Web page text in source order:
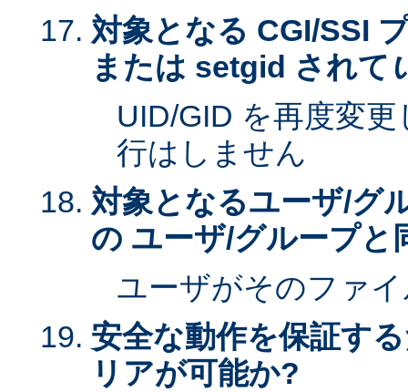
対象となる CGI/SSI
または setgid されて
UID/GID を再度変
行はしません
対象となるユーザ/グ
の ユーザ/グループと
ユーザがそのファ
安全な動作を保証す
リアが可能か?